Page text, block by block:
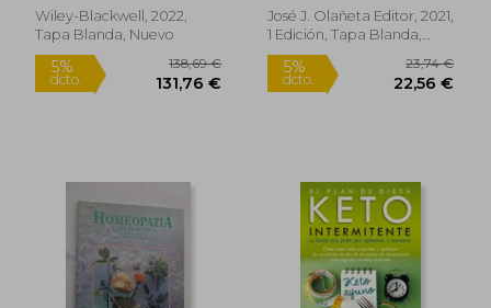
Wiley-Blackwell, 2022,
Tapa Blanda, Nuevo
José J. Olañeta Editor, 2021,
1 Edición, Tapa Blanda,
Nuevo